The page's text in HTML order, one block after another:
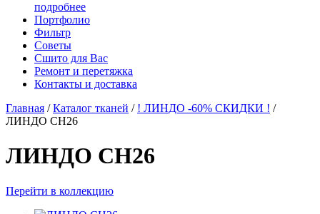
подробнее
Портфолио
Фильтр
Советы
Сшито для Вас
Ремонт и перетяжка
Контакты и доставка
Главная / Каталог тканей / ! ЛИНДО -60% СКИДКИ ! /
ЛИНДО CH26
ЛИНДО CH26
Перейти в коллекцию